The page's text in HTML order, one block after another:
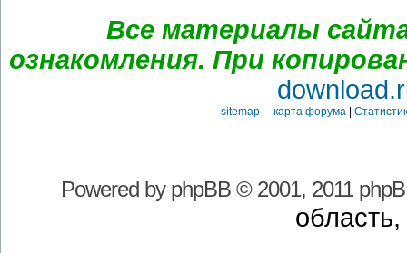
Все материалы
ознакомления. При
sitemap карта форума|
Powered by phpBB© 2001, 2011